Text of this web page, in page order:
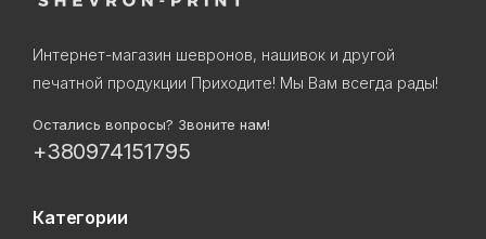
Интернет-магазин шевронов, нашивок и другой
печатной продукции Приходите! Мы Вам всегда рады!
Остались вопросы? Звоните нам!
+380974151795
Категории